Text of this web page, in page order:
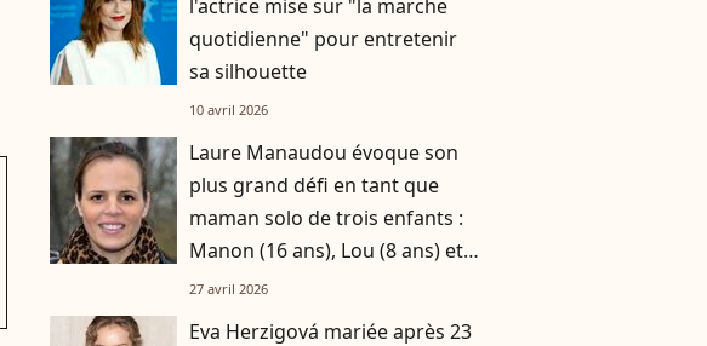
l'actrice mise sur "la marche
quotidienne" pour entretenir
sa silhouette
10 avril 2026
Laure Manaudou évoque son
plus grand défi en tant que
maman solo de trois enfants :
Manon (16 ans), Lou (8 ans) et
Sacha (5 ans)
27 avril 2026
Eva Herzigová mariée après 23